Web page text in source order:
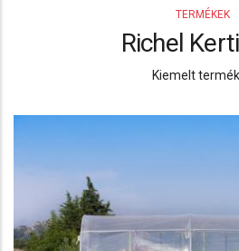
TERMÉKEK
Richel
Kiemelt